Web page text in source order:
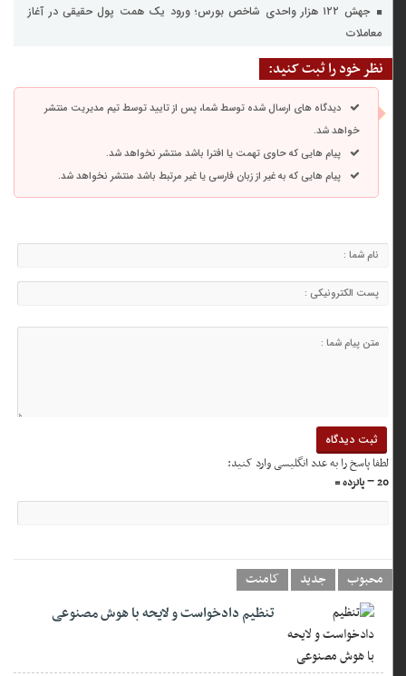
جهش ۱۲۲ هزار واحدی شاخص بورس؛ ورود یک همت پول حقیقی در آغاز
معاملات
نظر خود را ثبت کنید:
دیدگاه های ارسال شده توسط شما، پس از تایید توسط تیم مدیریت منتشر
خواهد شد.
پیام هایی که حاوی تهمت یا افترا باشد منتشر نخواهد شد.
پیام هایی که به غیر از زبان فارسی یا غیر مرتبط باشد منتشر نخواهد شد.
لطفا پاسخ را به عدد انگلیسی وارد کنید:
محبوب جدید کامنت
تنظیم دادخواست و لایحه با هوش مصنوعی